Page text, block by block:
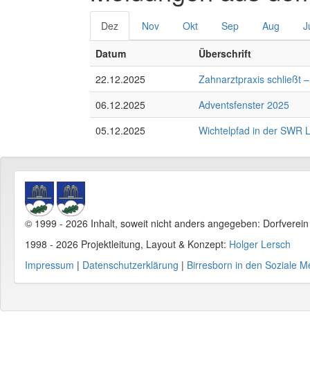
Dez Nov Okt Sep Aug
Datum
Überschrift
22.12.2025
Zahnarztpraxis schließt
06.12.2025
Adventsfenster 2025
05.12.2025
Wichtelpfad in der SWR
© 1999 - 2026 Inhalt, soweit nicht anders angegeben:
1998 - 2026 Projektleitung, Layout & Konzept: Holger Lersch
Impressum | Datenschutzerklärung | Birresborn in den Soziale